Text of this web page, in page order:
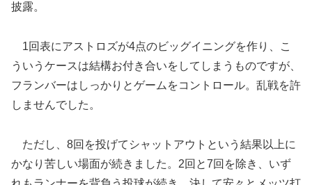
披露。
1回表にアストロズが4点のビッグイニングを作り、こ
ういうケースは結構お付き合いをしてしまうものですが、
フランバーはしっかりとゲームをコントロール。乱戦を許
しませんでした。
ただし、8回を投げてシャットアウトという結果以上に
かなり苦しい場面が続きました。2回と7回を除き、いず